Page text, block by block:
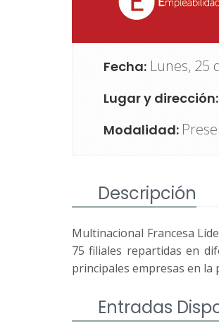
Fecha: Lunes, 25
Lugar y dirección:
Modalidad:
Descripción
Multinacional Francesa
75 filiales repartidas en
principales empresas en la
Entradas